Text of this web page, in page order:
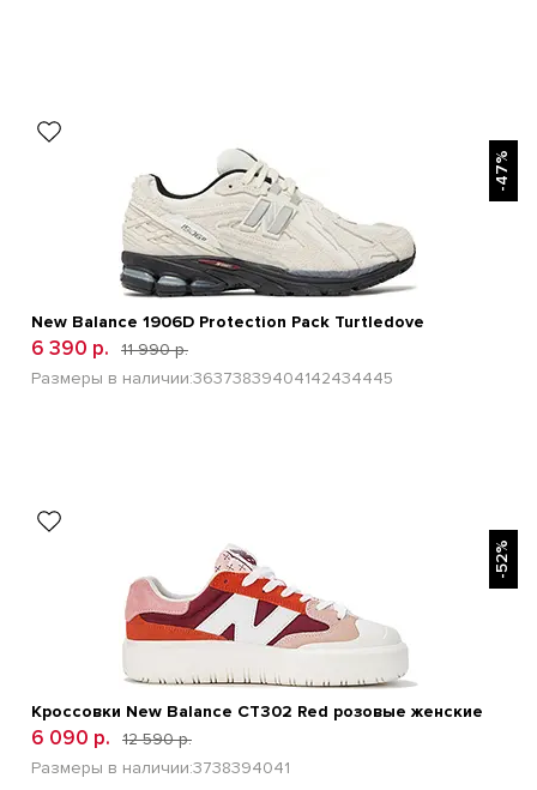
-47%
New Balance 1906D Protection Pack Turtledove
6 390 р.
11 990 р.
Размеры в наличии:36373839404142434445
-52%
Кроссовки New Balance CT302 Red розовые женские
6 090 р.
12 590 р.
Размеры в наличии:3738394041